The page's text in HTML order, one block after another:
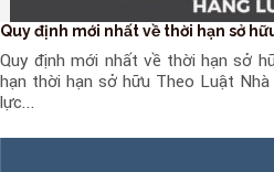
Quy định mới nhất về thời hạn sở
Quy định mới nhất về thời hạn sở
hạn thời hạn sở hữu Theo Luật
lực...